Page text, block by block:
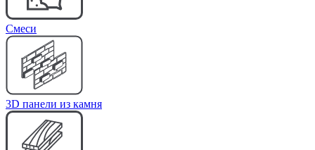
Cмеси
3D панели из камня